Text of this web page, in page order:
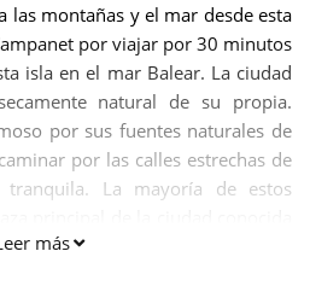
las montañas y el mar desde esta
por viajar por 30 minutos
isla en el mar Balear. La ciudad
natural de su propia.
por sus fuentes naturales de
por las calles estrechas de
La mayoría de estos
Va a vislumbrar la auténtica
más